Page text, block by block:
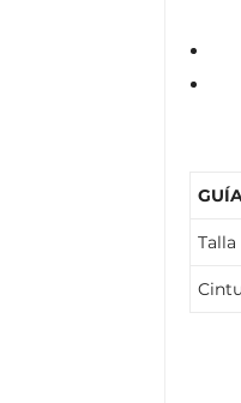
Talla